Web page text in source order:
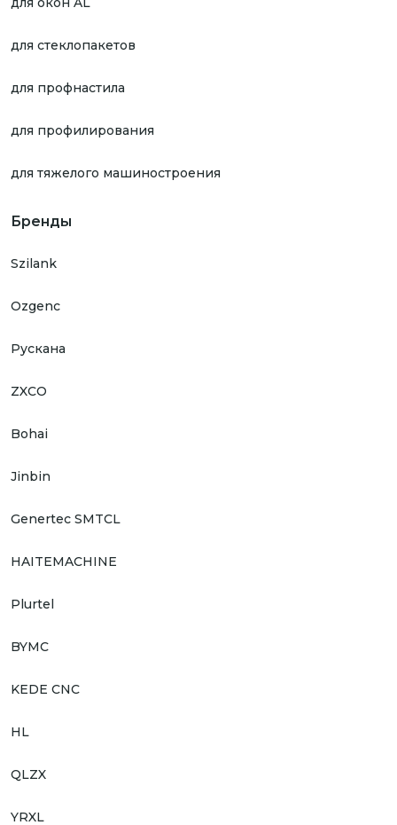
для стеклопакетов
для профнастила
для профилирования
для тяжелого машиностроения
Бренды
Szilank
Ozgenc
Рускана
ZXCO
Bohai
Jinbin
Genertec SMTCL
HAITEMACHINE
Plurtel
BYMC
KEDE CNC
HL
QLZX
YRXL